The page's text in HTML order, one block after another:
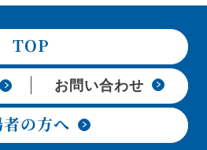
TOP
お問い合わせ
の方へ